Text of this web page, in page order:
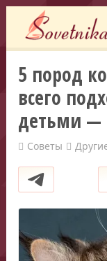
5 пород
всего
детьми —
Советы